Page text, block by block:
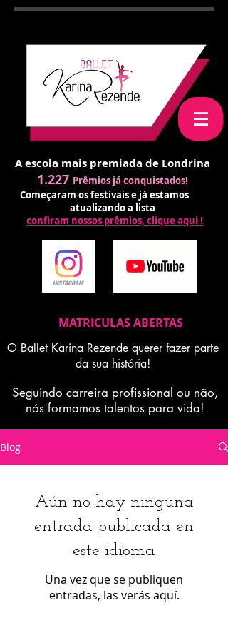
A escola mais premiada de Londrina
1.227 Prêmios já conquistados!
Começaram os festivais e já estamos
atualizando a lista
confiram nossos prêmios, clique aqui !
MATRICULAS ABERTAS
O Ballet Karina Rezende querer fazer parte
da sua história!
Seguindo carreira profissional ou não,
nós formamos talentos para vida!
Blog
Aún no hay ninguna
entrada publicada en
este idioma
Una vez que se publiquen
entradas, las verás aquí.